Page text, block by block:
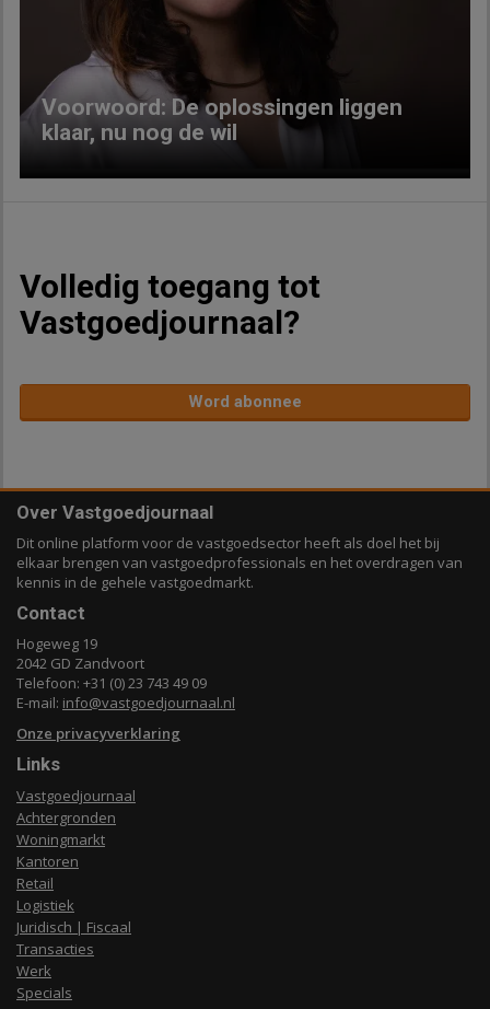
Voorwoord: De oplossingen liggen
klaar, nu nog de wil
Volledig toegang tot
Vastgoedjournaal?
Word abonnee
Over Vastgoedjournaal
Dit online platform voor de vastgoedsector heeft als doel het bij
elkaar brengen van vastgoedprofessionals en het overdragen van
kennis in de gehele vastgoedmarkt.
Contact
Hogeweg 19
2042 GD Zandvoort
Telefoon: +31 (0) 23 743 49 09
E-mail: info@vastgoedjournaal.nl
Onze privacyverklaring
Links
Vastgoedjournaal
Achtergronden
Woningmarkt
Kantoren
Retail
Logistiek
Juridisch | Fiscaal
Transacties
Werk
Specials